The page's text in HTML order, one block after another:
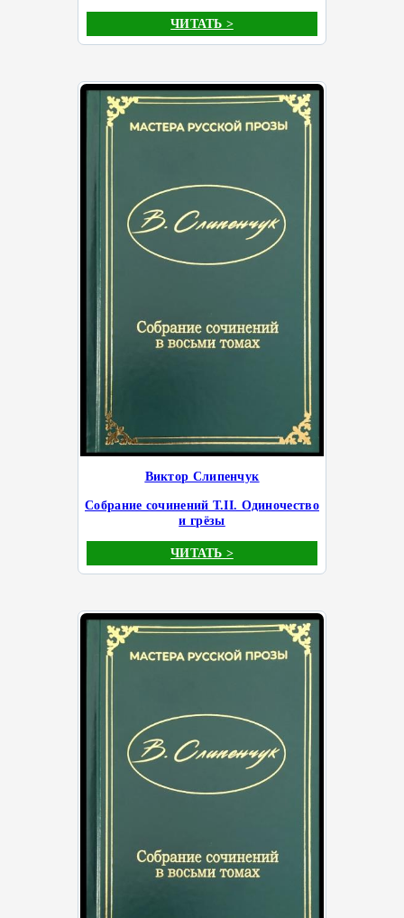
ЧИТАТЬ >
Виктор Слипенчук
Собрание сочинений Т.II. Одиночество
и грёзы
ЧИТАТЬ >